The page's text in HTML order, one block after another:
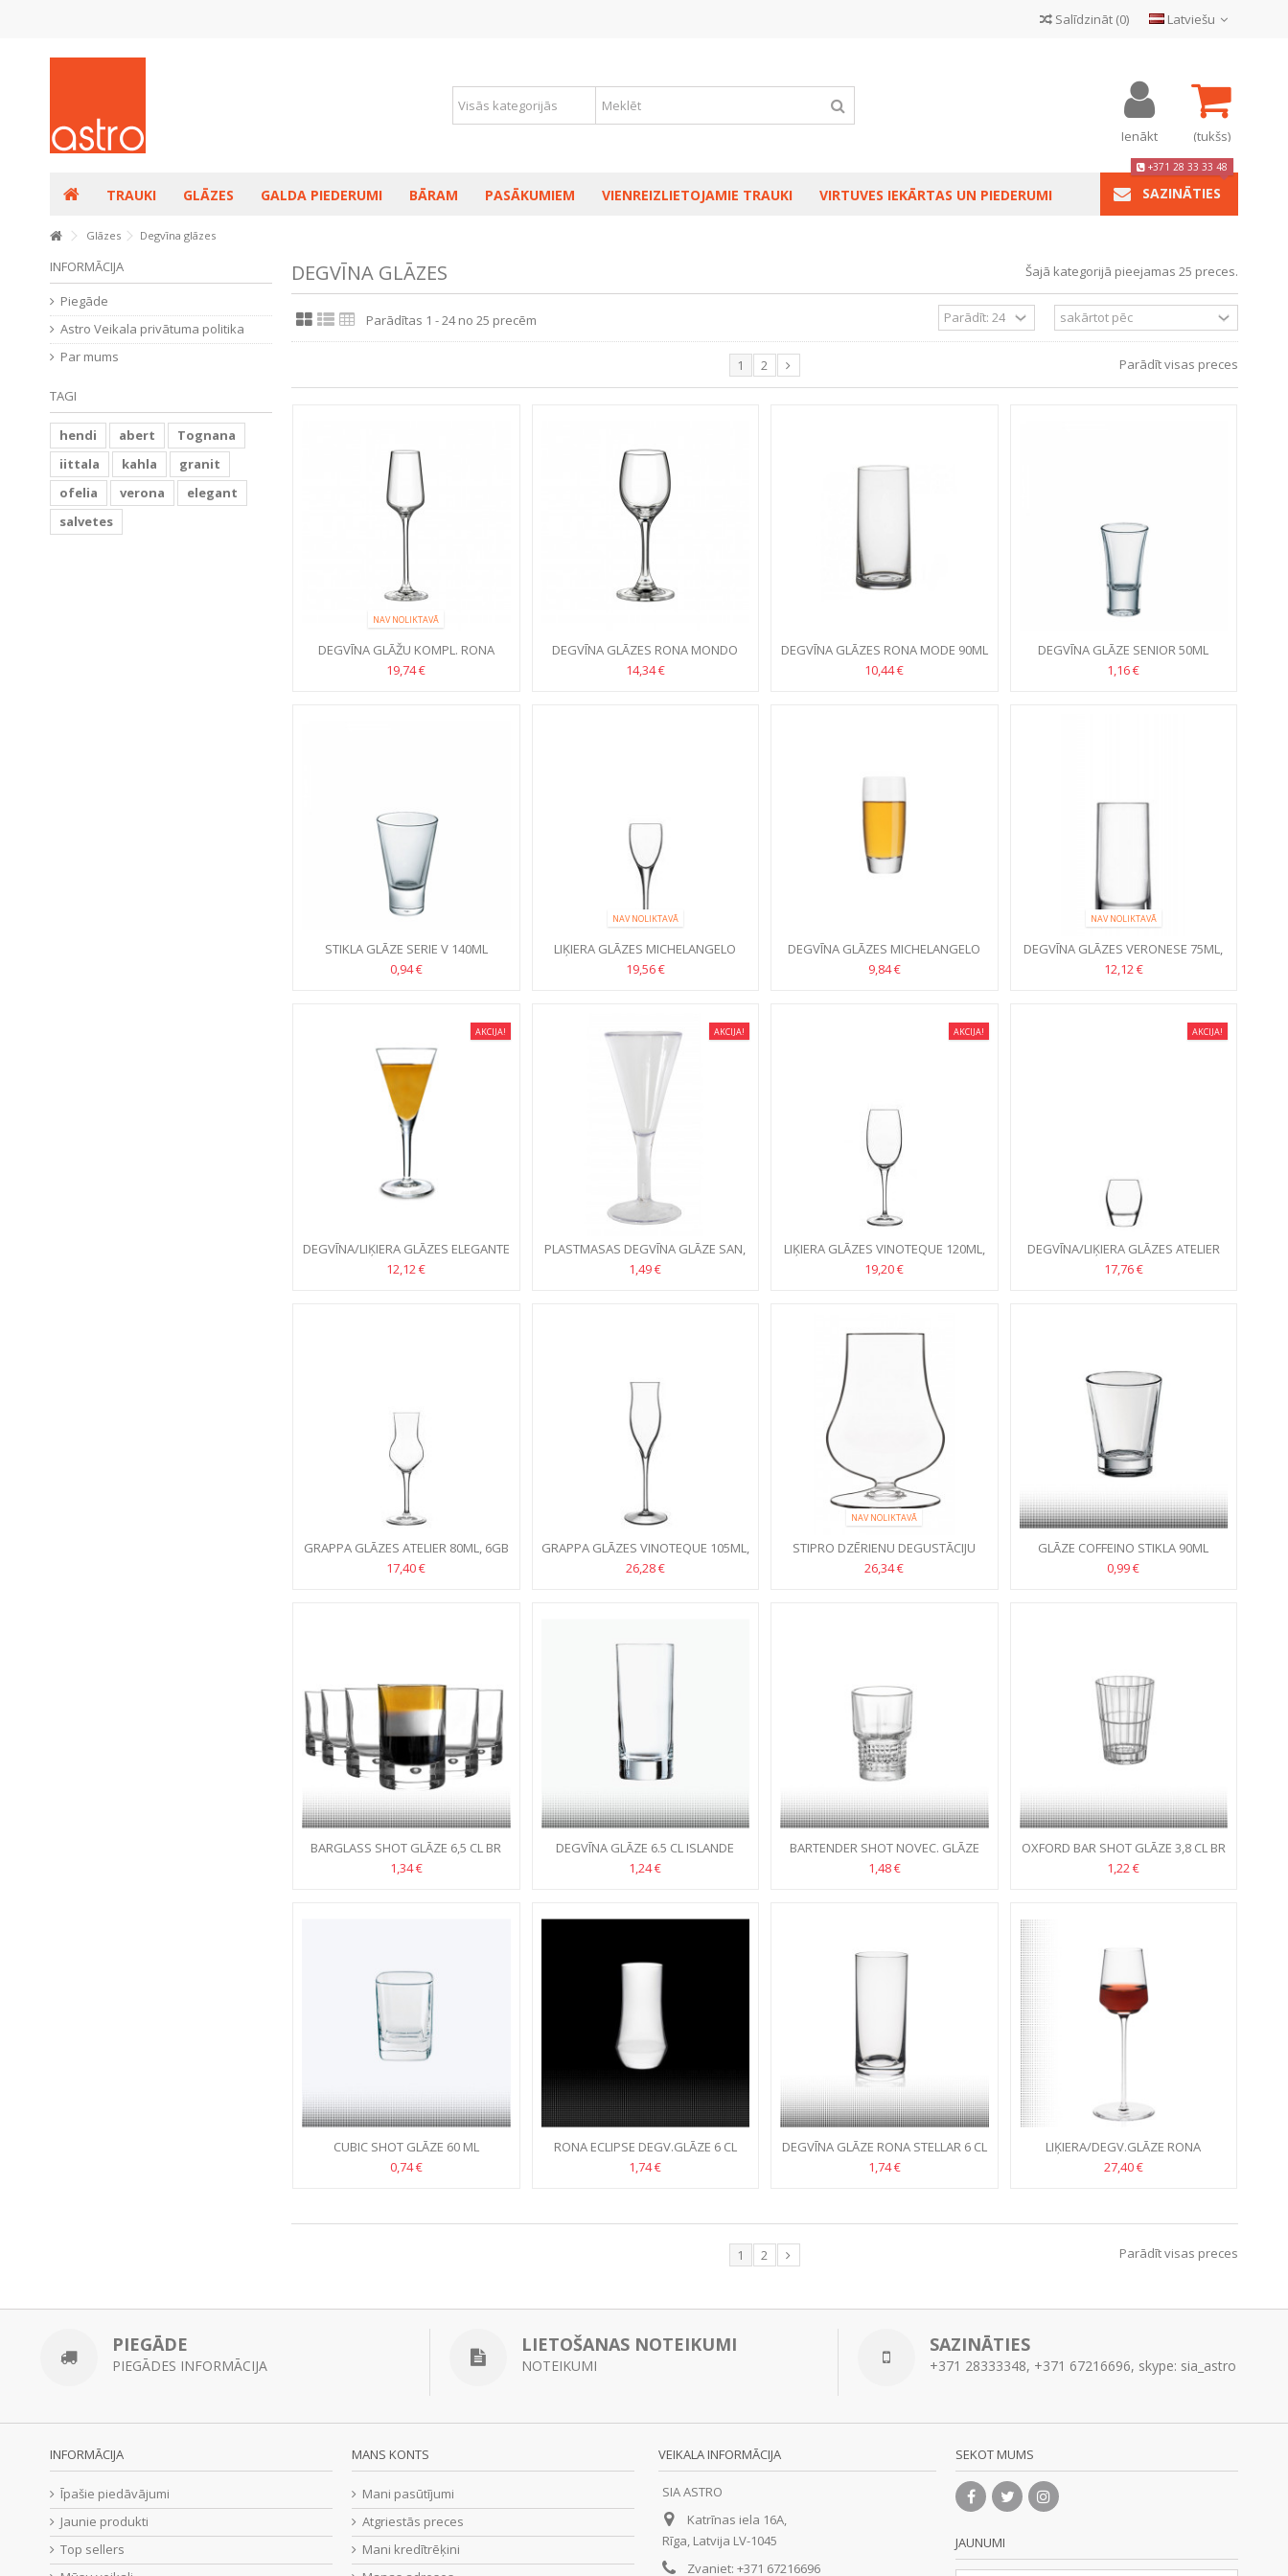
Latviešu
Salīdzināt (0)
(tukšs)
Ienākt
TRAUKI GLĀZES GALDA PIEDERUMI BĀRAM PASĀKUMIEM VIENREIZLIETOJAMIE TRAUKI VIRTUVES IEKĀRTAS UN PIEDERUMI SAZINĀTIES
+371 28 33 33 48
Glāzes Degvīna glāzes
DEGVĪNA GLĀZES Šajā kategorijā pieejamas 25 preces.
Parādītas 1 - 24 no 25 precēm
Parādīt visas preces
1 2
NAV NOLIKTAVĀ
DEGVĪNA GLĀŽU KOMPL. RONA
IMAGE 100ML 6GB
19,74 €
DEGVĪNA GLĀZES RONA MONDO
CORDIAL 60ML /6GB
14,34 €
DEGVĪNA GLĀZES RONA MODE 90ML
6GB
10,44 €
DEGVĪNA GLĀZE SENIOR 50ML
1,16 €
STIKLA GLĀZE SERIE V 140ML
0,94 €
NAV NOLIKTAVĀ
LIĶIERA GLĀZES MICHELANGELO
MASTERPIECE 70ML, 4GB
19,56 €
DEGVĪNA GLĀZES MICHELANGELO
MASTERPIECE 72ML, 6GB
9,84 €
NAV NOLIKTAVĀ
DEGVĪNA GLĀZES VERONESE 75ML,
6GB
12,12 €
AKCIJA!
DEGVĪNA/LIĶIERA GLĀZES ELEGANTE
70ML, 6GB
12,12 €
AKCIJA!
PLASTMASAS DEGVĪNA GLĀZE SAN,
60ML
1,49 €
AKCIJA!
LIĶIERA GLĀZES VINOTEQUE 120ML,
4 GAB.
19,20 €
AKCIJA!
DEGVĪNA/LIĶIERA GLĀZES ATELIER
75ML, 6GB
17,76 €
GRAPPA GLĀZES ATELIER 80ML, 6GB
17,40 €
GRAPPA GLĀZES VINOTEQUE 105ML,
6GB
26,28 €
NAV NOLIKTAVĀ
STIPRO DZĒRIENU DEGUSTĀCIJU
GLĀZES TENTAZIONI 230ML, 6GB
26,34 €
GLĀZE COFFEINO STIKLA 90ML
0,99 €
BARGLASS SHOT GLĀZE 6,5 CL BR
1,34 €
DEGVĪNA GLĀZE 6.5 CL ISLANDE
1,24 €
BARTENDER SHOT NOVEC. GLĀZE
7,7 CL BR
1,48 €
OXFORD BAR SHOT GLĀZE 3,8 CL BR
1,22 €
CUBIC SHOT GLĀZE 60 ML
0,74 €
RONA ECLIPSE DEGV.GLĀZE 6 CL
1,74 €
DEGVĪNA GLĀZE RONA STELLAR 6 CL
1,74 €
LIĶIERA/DEGV.GLĀZE RONA
SANTORINI 7CL //ROKU DARBS
27,40 €
Parādīt visas preces
1 2
INFORMĀCIJA
Piegāde
Astro Veikala privātuma politika
Par mums
TAGI
hendi abert
Tognana
iittala
kahla
granit
ofelia
verona
elegant
salvetes
PIEGĀDE
PIEGĀDES INFORMĀCIJA
LIETOŠANAS NOTEIKUMI
NOTEIKUMI
SAZINĀTIES
+371 28333348, +371 67216696, skype: sia_astro
INFORMĀCIJA
Īpašie piedāvājumi
Jaunie produkti
Top sellers
MANS KONTS
Mani pasūtījumi
Atgriestās preces
Mani kredītrēķini
VEIKALA INFORMĀCIJA
SIA ASTRO
Katrīnas iela 16A,
Rīga, Latvija LV-1045
Zvaniet: +371 67216696
SEKOT MUMS
JAUNUMI